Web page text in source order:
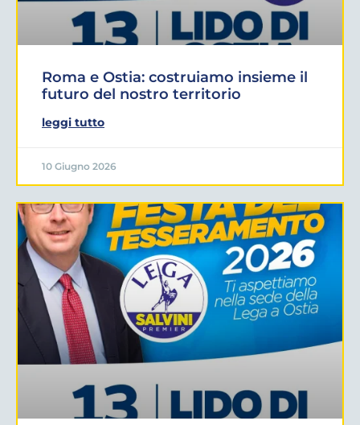
Roma e Ostia: costruiamo insieme il
futuro del nostro territorio
leggi tutto
10 Giugno 2026